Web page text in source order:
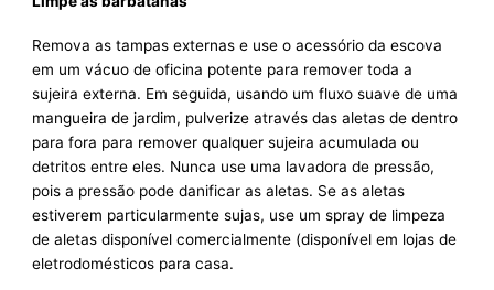
Remova as tampas externas e use o acessório da escova
em um vácuo de oficina potente para remover toda a
sujeira externa. Em seguida, usando um fluxo suave de uma
mangueira de jardim, pulverize através das aletas de dentro
para fora para remover qualquer sujeira acumulada ou
detritos entre eles. Nunca use uma lavadora de pressão,
pois a pressão pode danificar as aletas. Se as aletas
estiverem particularmente sujas, use um spray de limpeza
de aletas disponível comercialmente (disponível em lojas de
eletrodomésticos para casa.